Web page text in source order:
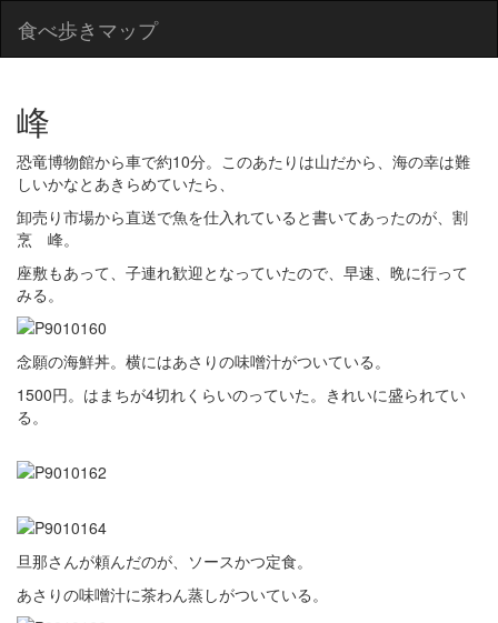
食べ歩きマップ
峰
恐竜博物館から車で約10分。このあたりは山だから、海の幸は難
しいかなとあきらめていたら、
卸売り市場から直送で魚を仕入れていると書いてあったのが、割
烹 峰。
座敷もあって、子連れ歓迎となっていたので、早速、晩に行って
みる。
念願の海鮮丼。横にはあさりの味噌汁がついている。
1500円。はまちが4切れくらいのっていた。きれいに盛られてい
る。
旦那さんが頼んだのが、ソースかつ定食。
あさりの味噌汁に茶わん蒸しがついている。